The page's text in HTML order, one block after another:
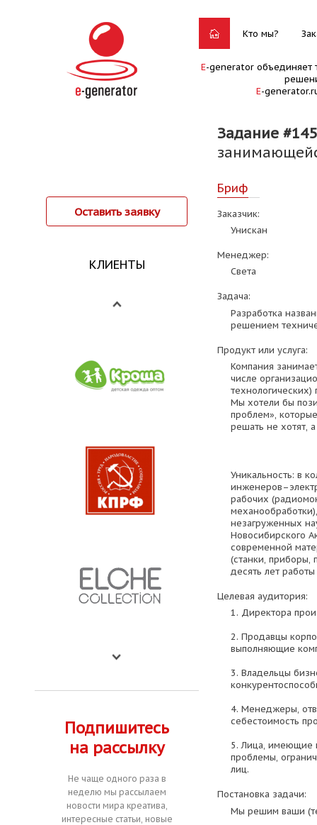
Кто мы?
E-generator объединяет
E-
Задание #145
Оставить заявку
КЛИЕНТЫ
Подпишитесь
на рассылку
Не чаще одного раза в
неделю мы рассылаем
новости мира креатива,
интересные статьи, новые
Бриф
Заказчик:
Унискан
Менеджер:
Света
Задача:
Разработка
решением
Продукт или услуга:
Компания
числе
Мы хотели бы
проблем»,
решать не хотят,
Уникальность: в
рабочих
незагруженных
Новосибирского
современной
(станки, приборы,
десять лет
Целевая аудитория:
1. Директора
2. Продавцы
выполняющие
3. Владельцы
4. Менеджеры,
себестоимость
5. Лица, имеющие
проблемы,
лиц.
Постановка задачи:
Мы решим ваши